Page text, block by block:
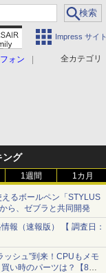
Impress サイト
全カテゴリ
ォン
ング
1週間 1カ月
るボールペン「STYLUS
ら、ゼブラと共同開発
報（速報版） 【 調査日：
ッシュ”到来！CPUもメモ
い時のパーツは？【8月7